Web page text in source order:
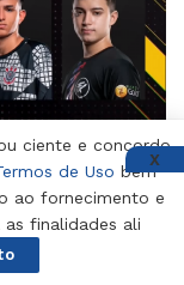
atuais líderes de
20 abates,
autores de 19
ciente e concordo
de Uso bem
ao fornecimento e
finalidades ali
X